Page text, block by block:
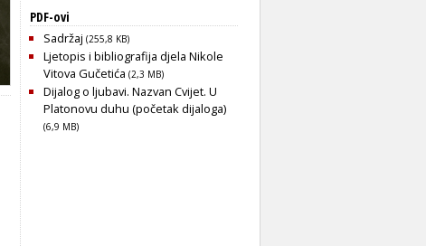
PDF-ovi
Sadržaj (255,8 KB)
Ljetopis i bibliografija djela Nikole
Vitova Gučetića (2,3 MB)
Dijalog o ljubavi. Nazvan Cvijet. U
Platonovu duhu (početak dijaloga)
(6,9 MB)